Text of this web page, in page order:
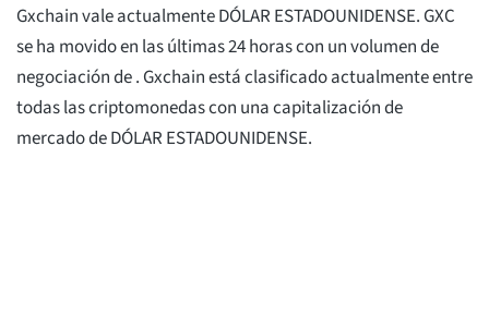
Gxchain vale actualmenteDÓLAR ESTADOUNIDENSE. GXC
se ha movidoen las últimas 24 horas con un volumen de
negociación de. Gxchain está clasificado actualmenteentre
todas las criptomonedas con una capitalización de
mercado deDÓLAR ESTADOUNIDENSE.